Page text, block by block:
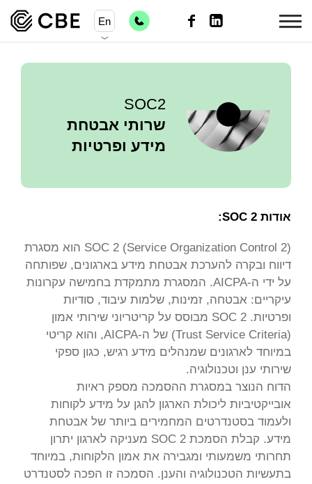
En
SOC2
שרותי אבטחת
מידע ופרטיות
אודות SOC 2:
SOC 2 (Service Organization Control 2) הוא מסגרת
דיווח ובקרה להערכת אבטחת מידע בארגונים, שפותחה
על ידי ה-AICPA. המסגרת מתמקדת בחמישה עקרונות
עיקריים: אבטחה, זמינות, שלמות עיבוד, סודיות
ופרטיות. SOC 2 מבוסס על קריטריוני שירותי אמון
(Trust Service Criteria) של ה-AICPA, והוא קריטי
במיוחד לארגונים שמנהלים מידע רגיש, כגון ספקי
שירותי ענן וטכנולוגיה.
הדוח הנוצר במסגרת ההסמכה מספק ראיות
אובייקטיביות ליכולת הארגון להגן על מידע לקוחות
ולעמוד בסטנדרטים המחמירים ביותר של אבטחת
מידע. קבלת הסמכת SOC 2 מעניקה לארגון יתרון
תחרותי משמעותי ומגבירה את אמון הלקוחות, במיוחד
בתעשיות הטכנולוגיה והענן. הסמכה זו הפכה לסטנדרט